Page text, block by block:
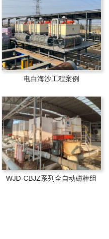
电白海沙工程案例
WJD-CBJZ系列全自动磁棒组